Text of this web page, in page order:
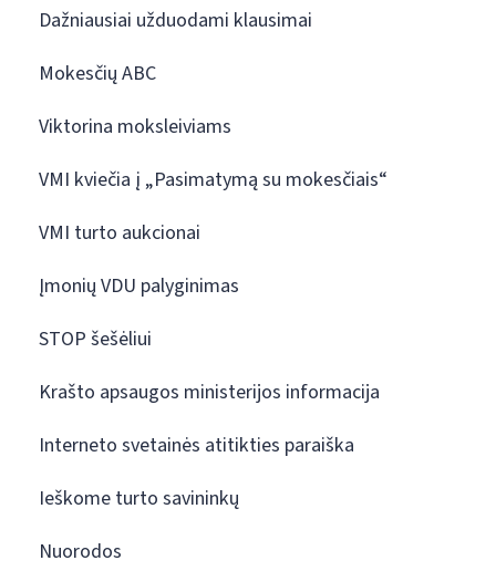
Dažniausiai užduodami klausimai
Mokesčių ABC
Viktorina moksleiviams
VMI kviečia į „Pasimatymą su mokesčiais“
VMI turto aukcionai
Įmonių VDU palyginimas
STOP šešėliui
Krašto apsaugos ministerijos informacija
Interneto svetainės atitikties paraiška
Ieškome turto savininkų
Nuorodos